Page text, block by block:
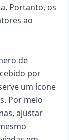
Portanto, os
ao
de
por
um ícone
Por meio
ajustar